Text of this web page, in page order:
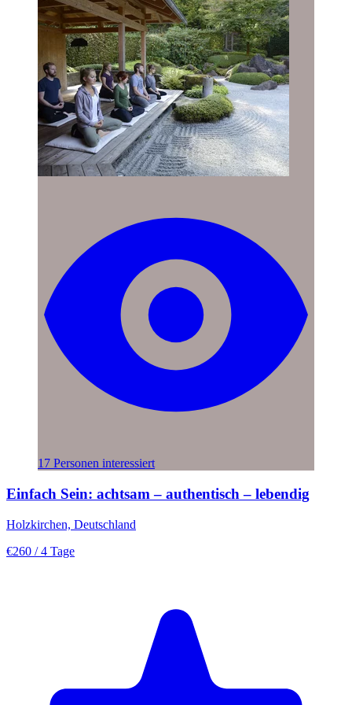
17 Personen interessiert
Einfach Sein: achtsam – authentisch – lebendig
Holzkirchen, Deutschland
€260 / 4 Tage